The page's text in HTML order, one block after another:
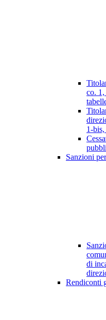
co.
1-
Sanzioni
di
Rendiconti